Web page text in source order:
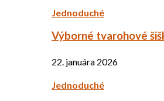
Jednoduché
Výborné tvarohové
22. januára 2026
Jednoduché